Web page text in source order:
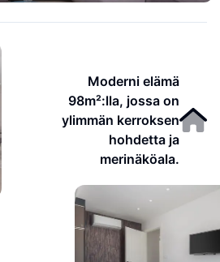
Moderni elämä
98m²:lla, jossa on
ylimmän kerroksen
hohdetta ja
merinäköala.